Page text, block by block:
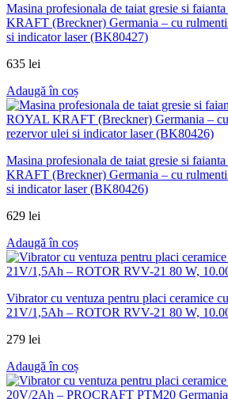
Masina profesionala de taiat gresie si
KRAFT (Breckner) Germania – cu
si indicator laser (BK80427)
635 lei
Adaugă în coș
Masina profesionala de taiat gresie si
KRAFT (Breckner) Germania – cu
si indicator laser (BK80426)
629 lei
Adaugă în coș
Vibrator cu ventuza pentru placi ceramice
21V/1,5Ah – ROTOR RVV-21 80 W,
279 lei
Adaugă în coș